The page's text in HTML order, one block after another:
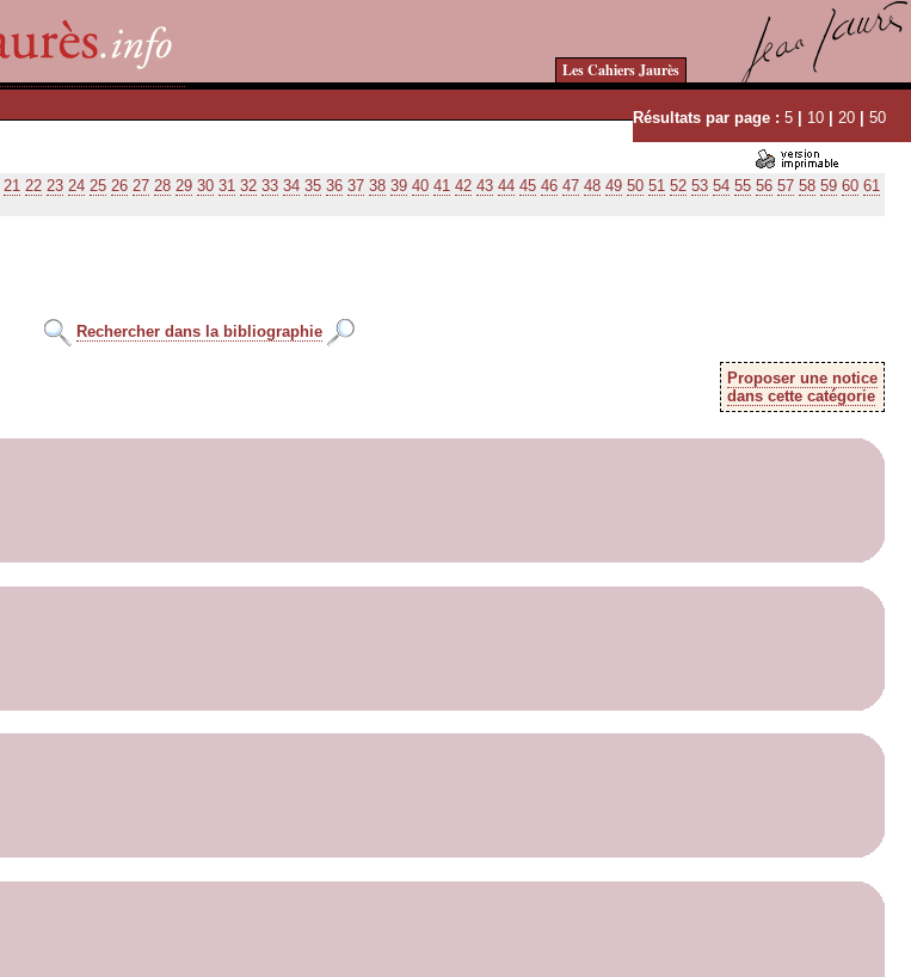
Les Cahiers Jaurès
Résultats par page : 5 | 10 | 20 | 50
21 22 23 24 25 26 27 28 29 30 31 32 33 34 35 36 37 38 39 40 41 42 43 44 45 46 47 48 49 50 51 52 53 54 55 56 57 58 59 60 61
Rechercher dans la bibliographie
Proposer une notice
dans cette catégorie